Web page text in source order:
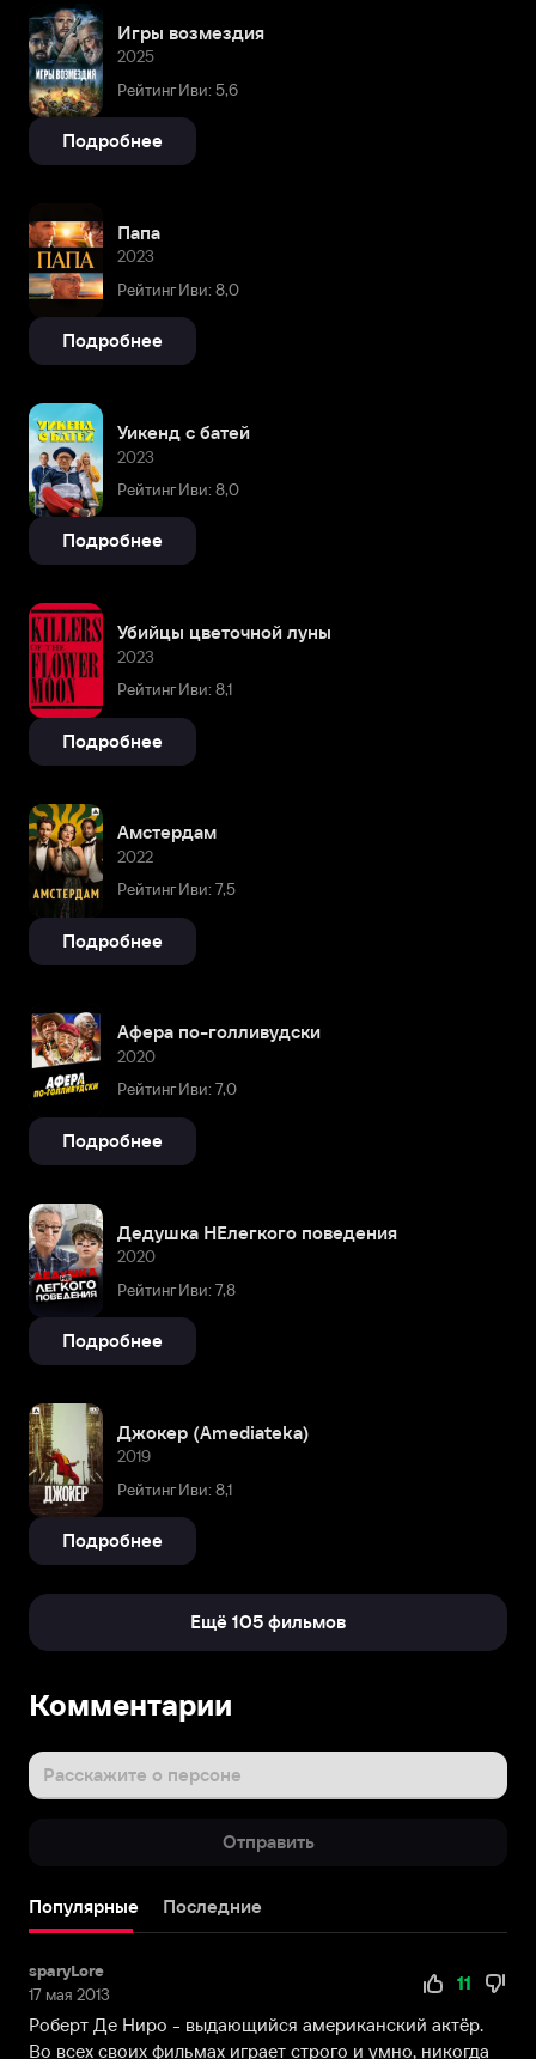
Игры возмездия
2025
Рейтинг Иви: 5,6
Подробнее
Папа
2023
Рейтинг Иви: 8,0
Подробнее
Уикенд с батей
2023
Рейтинг Иви: 8,0
Подробнее
Убийцы цветочной луны
2023
Рейтинг Иви: 8,1
Подробнее
Амстердам
2022
Рейтинг Иви: 7,5
Подробнее
Афера по-голливудски
2020
Рейтинг Иви: 7,0
Подробнее
Дедушка НЕлегкого поведения
2020
Рейтинг Иви: 7,8
Подробнее
Джокер (Amediateka)
2019
Рейтинг Иви: 8,1
Подробнее
Ещё 105 фильмов
Родился
августа
1943
Йорке,
в
скульптора
и
художника
Комментарии
Расскажите о персоне
Отправить
Популярные Последние
sparyLore
17 мая 2013
11
Роберт Де Ниро - выдающийся американский актёр.
Во всех своих фильмах играет строго и умно, никогда